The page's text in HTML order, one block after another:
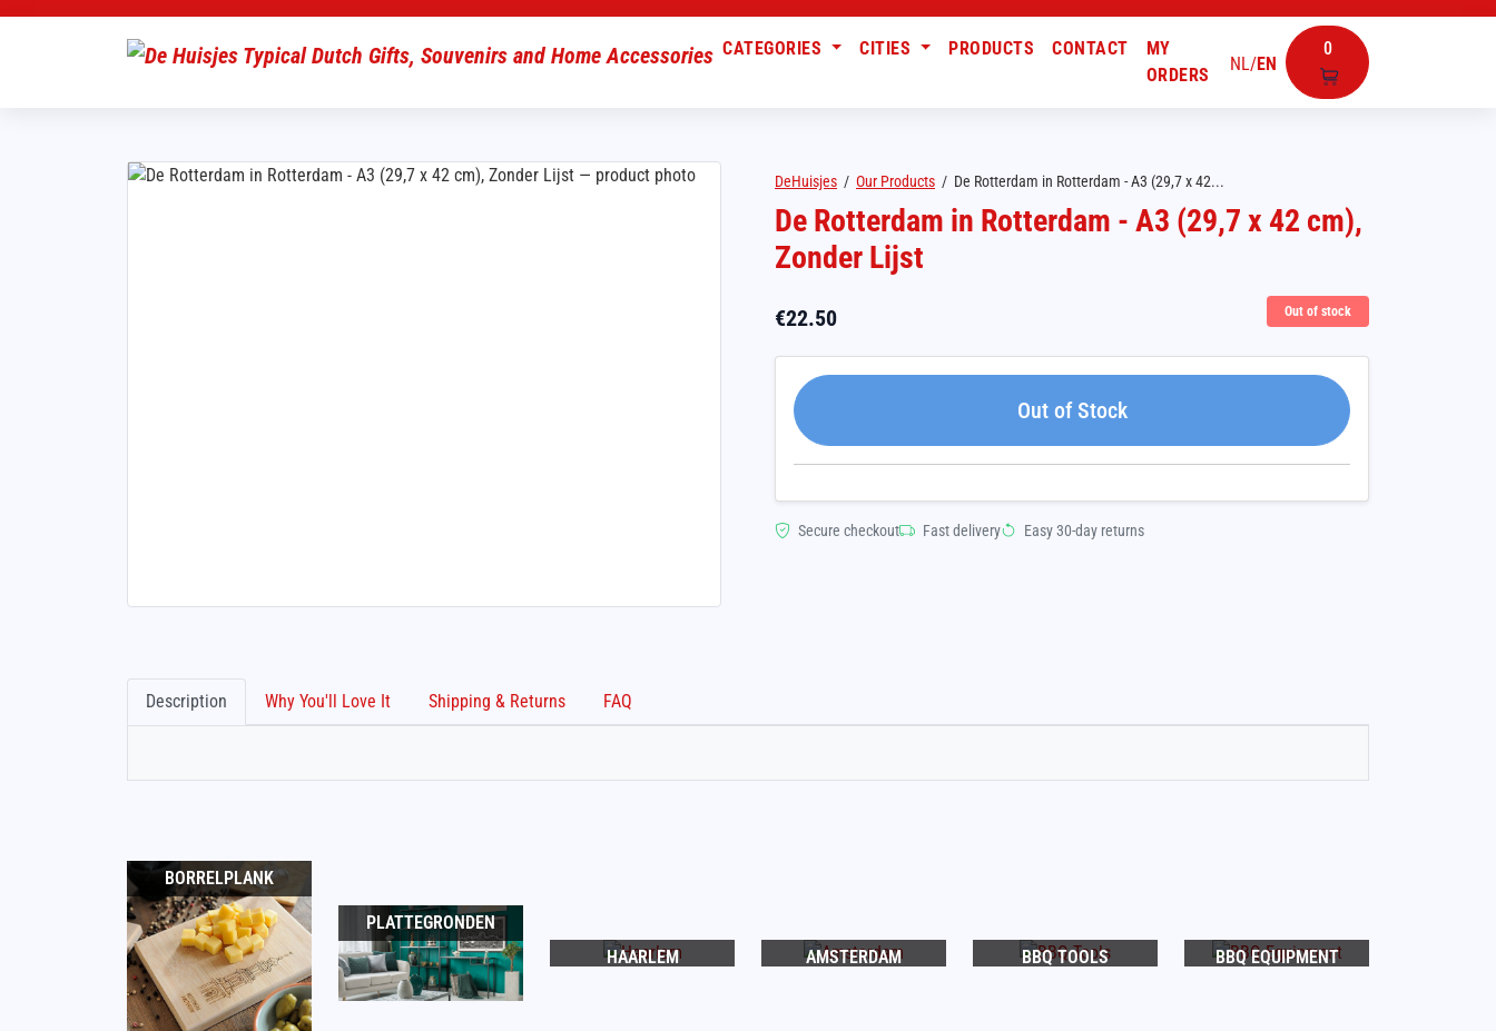
NL/EN
0
CATEGORIES CITIES PRODUCTS CONTACT
MY
ORDERS
DeHuisjes / Our Products / De Rotterdam in Rotterdam - A3 (29,7 x 42...
De Rotterdam in Rotterdam - A3 (29,7 x 42 cm),
Zonder Lijst
€22.50 Out of stock
Out of Stock
Secure checkout Fast delivery Easy 30-day returns
Description Why You'll Love It Shipping & Returns FAQ
BORRELPLANK
PLATTEGRONDEN
HAARLEM
AMSTERDAM BBQ TOOLS BBQ EQUIPMENT